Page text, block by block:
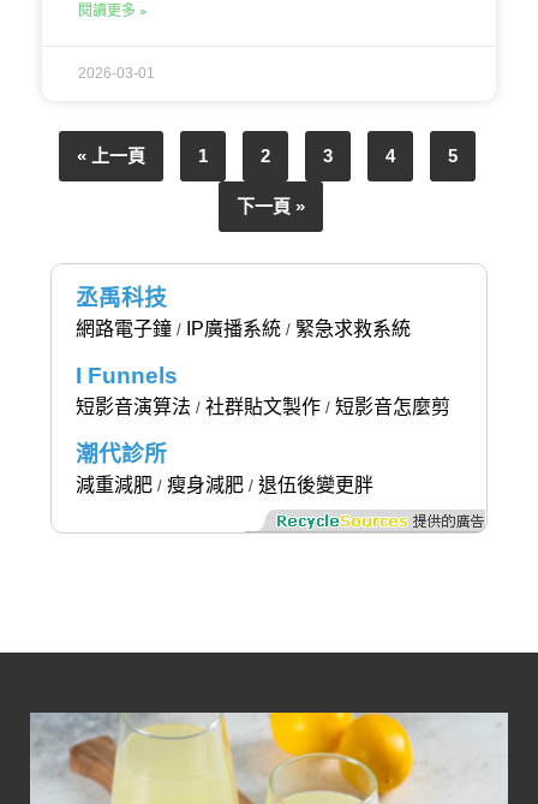
閱讀更多 »
2026-03-01
« 上一頁 1 2 3 4 5
下一頁 »
丞禹科技
網路電子鐘/ IP廣播系統/ 緊急求救系統
I Funnels
短影音演算法 / 社群貼文製作/ 短影音怎麼剪
潮代診所
減重減肥/ 瘦身減肥/ 退伍後變更胖